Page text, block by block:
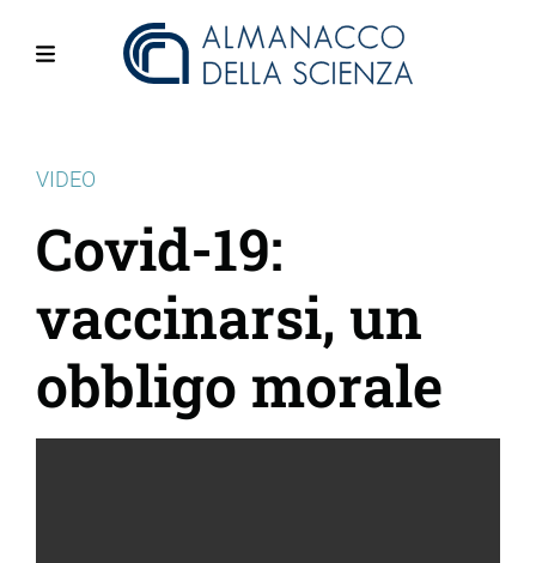
VIDEO
Covid-19:
vaccinarsi, un
obbligo morale